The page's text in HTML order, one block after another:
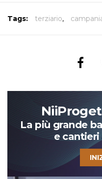
Tags: terziario,
La più grande
e